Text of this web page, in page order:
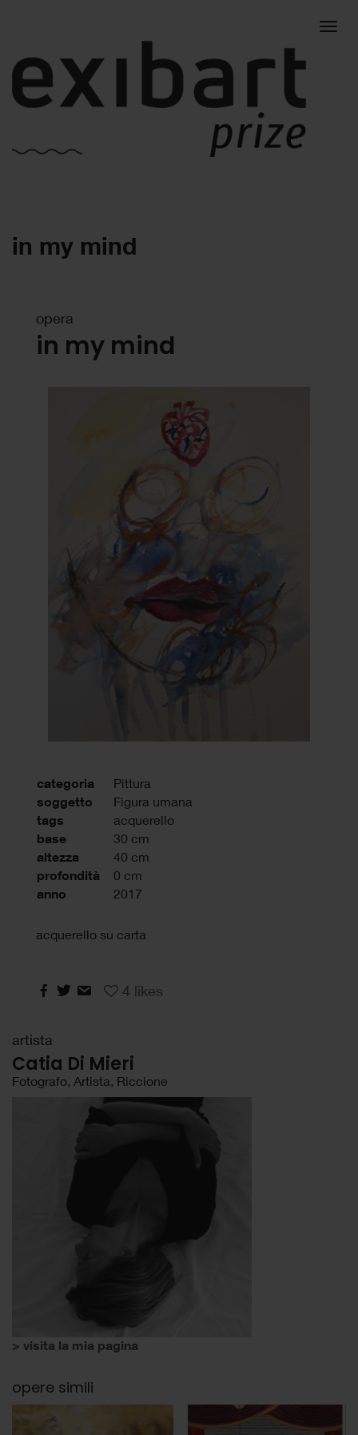
in my mind
opera
in my mind
categoria Pittura
soggetto Figura umana
tags acquerello
base 30 cm
altezza 40 cm
profondità 0 cm
anno 2017
acquerello su carta
4 likes
artista
Catia Di Mieri
Fotografo, Artista, Riccione
> visita la mia pagina
opere simili